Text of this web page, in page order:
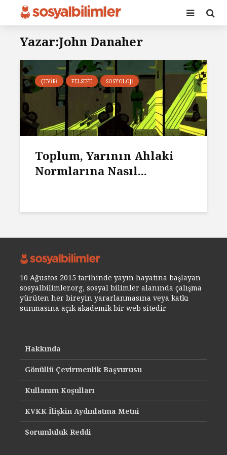
Yazar:John Danaher
ÇEVIRI FELSEFE SOSYOLOJI
Toplum, Yarının Ahlaki
Normlarına Nasıl...
10 Ağustos 2015 tarihinde yayın hayatına başlayan
sosyalbilimler.org, sosyal bilimler alanında çalışma
yürüten her bireyin yararlanmasına veya katkı
sunmasına açık akademik bir web sitedir.
Hakkında
Gönüllü Çevirmenlik Başvurusu
Kullanım Koşulları
KVKK İlişkin Aydınlatma Metni
Sorumluluk Reddi